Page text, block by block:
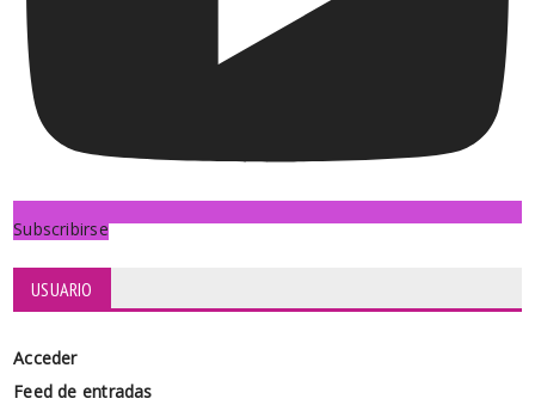
Subscribirse
USUARIO
Acceder
Feed de entradas